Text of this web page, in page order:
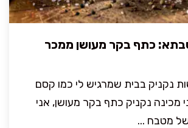
כתף בקר מעושן ממכר
נקניק בבית שמרגיש לי כמו קסם
נקניק כתף בקר מעושן, אני
של מטבח ...